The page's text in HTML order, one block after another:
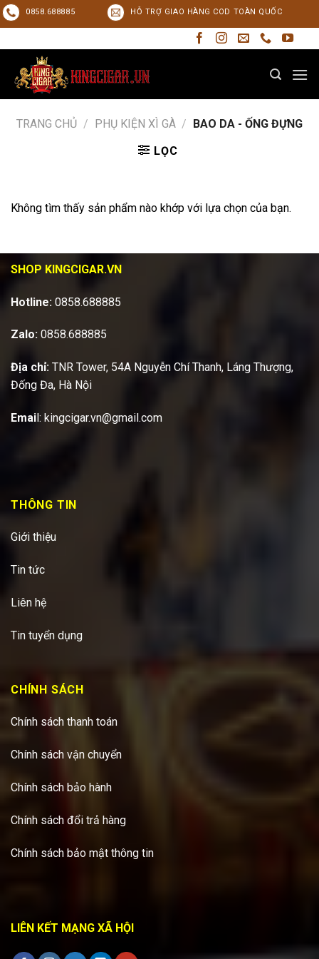
Skip
to
0858.688885 HỖ TRỢ GIAO HÀNG COD TOÀN QUỐC
TRANG CHỦ / PHỤ KIỆN XÌ GÀ / BAO DA - ỐNG ĐỰNG
LỌC
Không tìm thấy sản phẩm nào khớp với lựa chọn của bạn.
SHOP KINGCIGAR.VN
Hotline: 0858.688885
Zalo: 0858.688885
Địa chỉ: TNR Tower, 54A Nguyễn Chí Thanh, Láng Thượng,
Đống Đa, Hà Nội
Email: kingcigar.vn@gmail.com
THÔNG TIN
Giới thiệu
Tin tức
Liên hệ
Tin tuyển dụng
CHÍNH SÁCH
Chính sách thanh toán
Chính sách vận chuyển
Chính sách bảo hành
Chính sách đổi trả hàng
Chính sách bảo mật thông tin
LIÊN KẾT MẠNG XÃ HỘI